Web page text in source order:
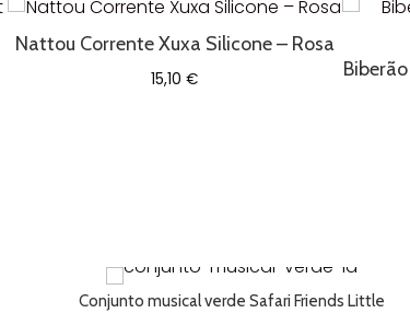
Nattou Corrente Xuxa Silicone – Rosa
15,10€
Conjunto musical verde Safari Friends Little